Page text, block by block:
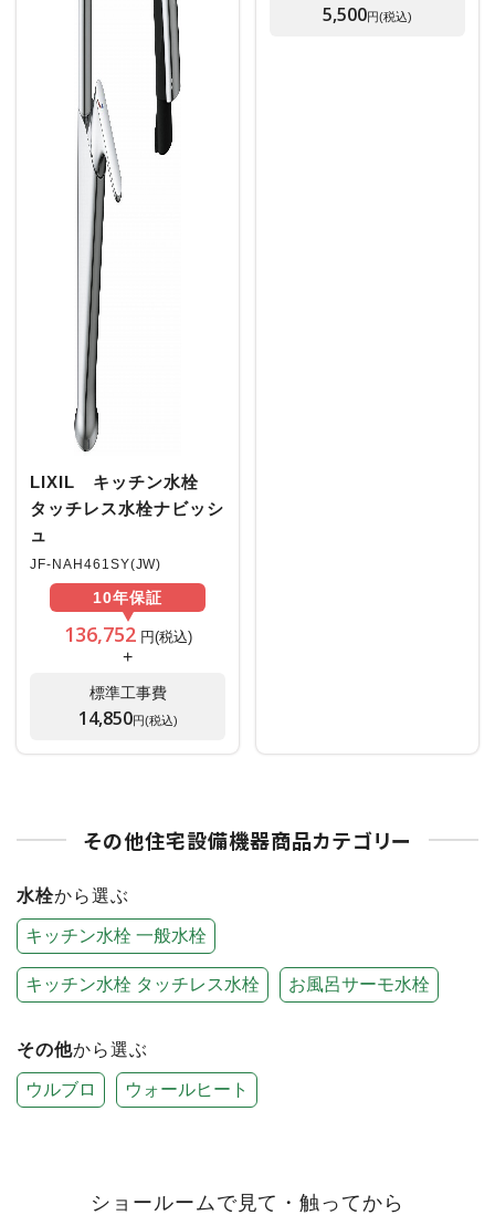
LIXIL キッチン水栓
タッチレス水栓ナビッシ
ュ
JF-NAH461SY(JW)
10年保証
136,752円(税込)
+
標準工事費
14,850円(税込)
5,500円(税込)
その他住宅設備機器商品カテゴリー
水栓から選ぶ
キッチン水栓 一般水栓
キッチン水栓 タッチレス水栓 お風呂サーモ水栓
その他から選ぶ
ウルブロ ウォールヒート
ショールームで見て・触ってから